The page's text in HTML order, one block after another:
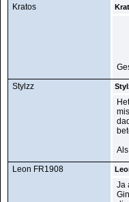
Kratos
Stylzz
Leon FR1908
Ja